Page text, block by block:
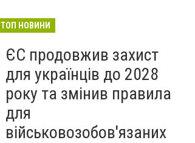
ТОП НОВИНИ
ЄС продовжив захист
для українців до 2028
року та змінив правила
для
військовозобов'язаних